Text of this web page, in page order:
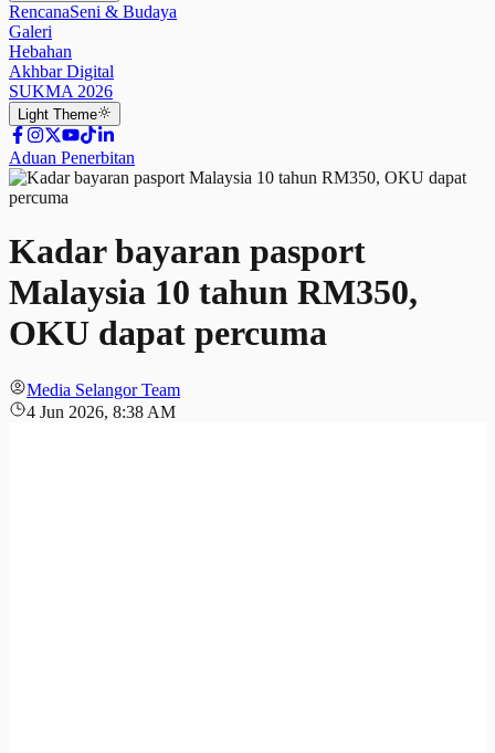
RencanaSeni & Budaya
Galeri
Hebahan
Akhbar Digital
SUKMA 2026
Light Theme
Aduan Penerbitan
Kadar bayaran pasport
Malaysia 10 tahun RM350,
OKU dapat percuma
Media Selangor Team
4 Jun 2026, 8:38 AM